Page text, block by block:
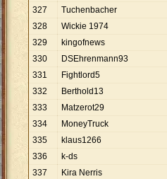
327
Tuchenbacher
328
Wickie 1974
329
kingofnews
330
DSEhrenmann93
331
Fightlord5
332
Berthold13
333
Matzerot29
334
MoneyTruck
335
klaus1266
336
k-ds
337
Kira Nerris